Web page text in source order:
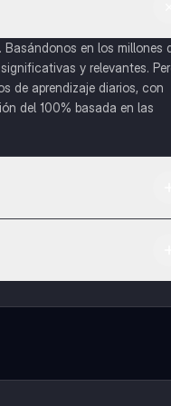
en los millones
y relevantes.
de aprendizaje diarios, con
del 100% basada en las
funciones.